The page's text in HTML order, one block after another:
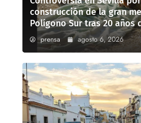
construcción de la gran
Polígono Sur tras 20 años
prensa agosto 6, 2026